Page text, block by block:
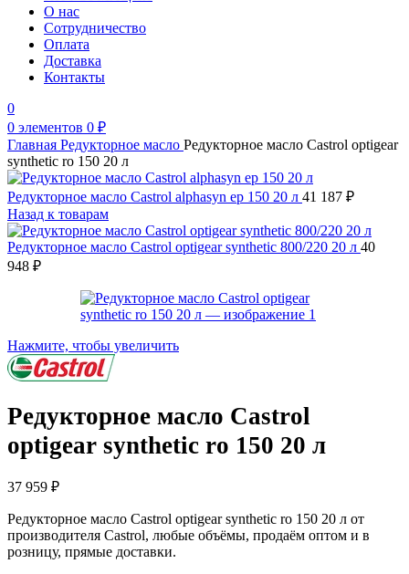
О нас
Сотрудничество
Оплата
Доставка
Контакты
0
0 элементов 0 ₽
Главная Редукторное масло Редукторное масло Castrol optigear
synthetic ro 150 20 л
Редукторное масло Castrol alphasyn ep 150 20 л 41 187 ₽
Назад к товарам
Редукторное масло Castrol optigear synthetic 800/220 20 л 40
948 ₽
Нажмите, чтобы увеличить
Редукторное масло Castrol
optigear synthetic ro 150 20 л
37 959 ₽
Редукторное масло Castrol optigear synthetic ro 150 20 л от
производителя Castrol, любые объёмы, продаём оптом и в
розницу, прямые доставки.